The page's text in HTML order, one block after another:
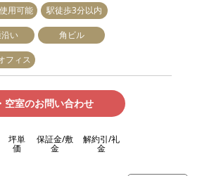
用可能 駅徒歩3分以内
い 角ビル
フィス
空室のお問い合わせ
坪単
価
保証金/敷
金
解約引/礼
金